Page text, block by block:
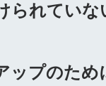
られてい
ップのた